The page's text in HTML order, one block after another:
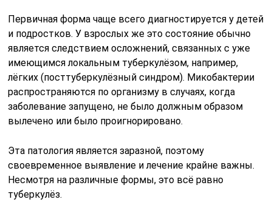
Первичная форма чаще всего диагностируется у детей
и подростков. У взрослых же это состояние обычно
является следствием осложнений, связанных с уже
имеющимся локальным туберкулёзом, например,
лёгких (посттуберкулёзный синдром). Микобактерии
распространяются по организму в случаях, когда
заболевание запущено, не было должным образом
вылечено или было проигнорировано.
Эта патология является заразной, поэтому
своевременное выявление и лечение крайне важны.
Несмотря на различные формы, это всё равно
туберкулёз.